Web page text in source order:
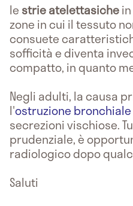
le strie atelettasiche
zone in cui il tessuto
consuete
sofficità e diventa
compatto, in quanto
Negli adulti, la causa
l'ostruzione bronchiale
secrezioni vischiose.
prudenziale, è
radiologico dopo
Saluti